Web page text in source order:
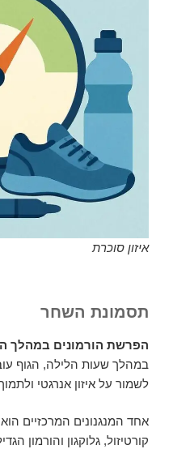
איזון סוכרת
תסמונת השחר
הפרשת הורמונים במהלך
במהלך שעות הלילה, הגוף
לשמור על איזון אנרגטי
אחד המנגנונים המרכזיים
קורטיזול, גלוקגון והורמון